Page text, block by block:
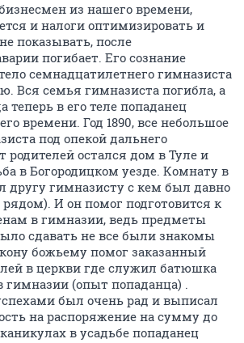
из нашего времени,
и налоги оптимизировать и
показывать, после
погибает. Его сознание
семнадцатилетнего гимназиста
Вся семья гимназиста погибла, а
теперь в его теле попаданец
времени. Год 1890, все небольшое
под опекой дальнего
родителей остался дом в Туле и
в Богородицком уезде. Комнату в
другу гимназисту с кем был давно
И он помог подготовится к
в гимназии, ведь предметы
сдавать не все были знакомы
божьему помог заказанный
в церкви где служил батюшка
гимназии (опыт попаданца) .
был очень рад и выписал
на распоряжение на сумму до
в усадьбе попаданец